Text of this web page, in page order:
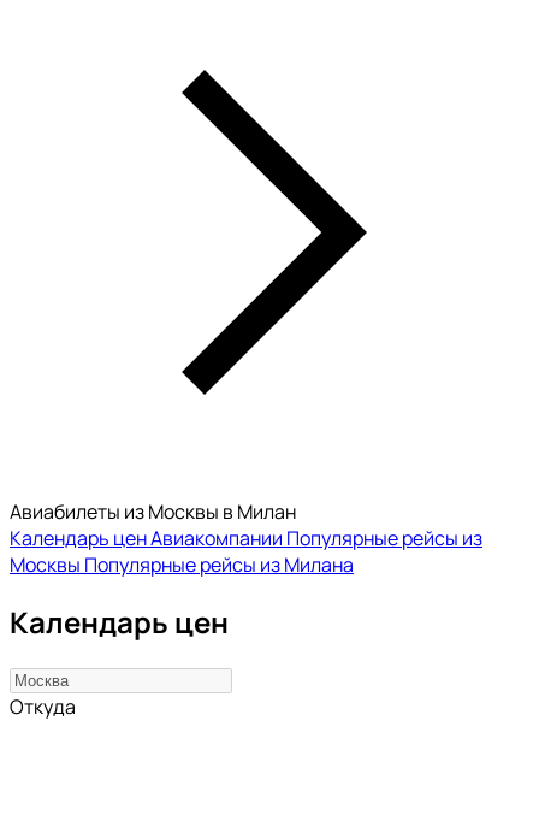
Авиабилеты из Москвы в Милан
Календарь ценАвиакомпании Популярные рейсы из
Москвы Популярные рейсы из Милана
Календарь цен
Откуда